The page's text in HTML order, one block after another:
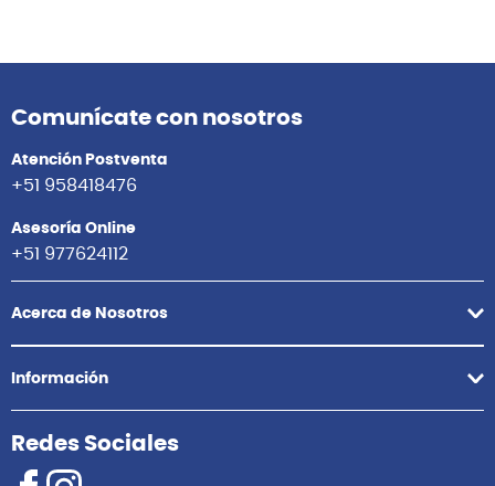
Comunícate con nosotros
Atención Postventa
+51 958418476
Asesoría Online
+51 977624112
Acerca de Nosotros
Información
Redes Sociales